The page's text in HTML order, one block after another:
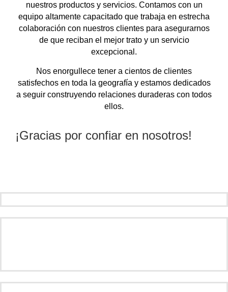
nuestros productos y servicios. Contamos con un
equipo altamente capacitado que trabaja en estrecha
colaboración con nuestros clientes para asegurarnos
de que reciban el mejor trato y un servicio
excepcional.
Nos enorgullece tener a cientos de clientes
satisfechos en toda la geografía y estamos dedicados
a seguir construyendo relaciones duraderas con todos
ellos.
¡Gracias por confiar en nosotros!